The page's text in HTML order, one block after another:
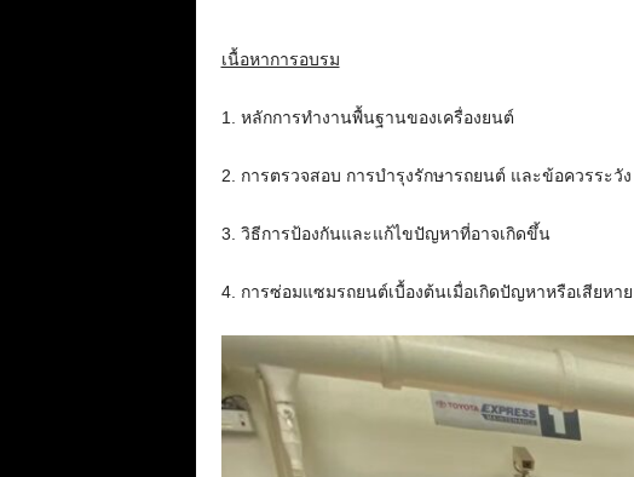
เนื้อหาการอบรม
1. หลักการทำงานพื้นฐานของเครื่องยนต์
2. การตรวจสอบ การบำรุงรักษารถยนต์ และข้อควรระวัง
3. วิธีการป้องกันและแก้ไขปัญหาที่อาจเกิดขึ้น
4. การซ่อมแซมรถยนต์เบื้องต้นเมื่อเกิดปัญหาหรือเสียหาย